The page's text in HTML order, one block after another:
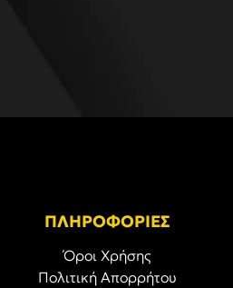
ΠΛΗΡΟΦΟΡΙΕΣ
Όροι Χρήσης
Πολιτική Απορρήτου